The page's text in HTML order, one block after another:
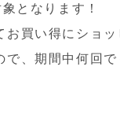
となります！
お買い得にショ
で、期間中何回